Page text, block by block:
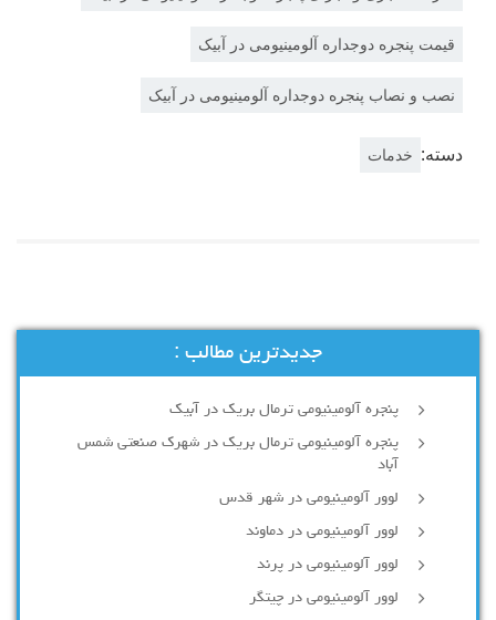
قیمت پنجره دوجداره آلومينيومی در آبیک
نصب و نصاب پنجره دوجداره آلومينيومی در آبیک
دسته: خدمات
جدیدترین مطالب :
پنجره آلومینیومی ترمال بریک در آبیک
پنجره آلومینیومی ترمال بریک در شهرک صنعتی شمس
آباد
لوور آلومینیومی در شهر قدس
لوور آلومینیومی در دماوند
لوور آلومینیومی در پرند
لوور آلومینیومی در چیتگر